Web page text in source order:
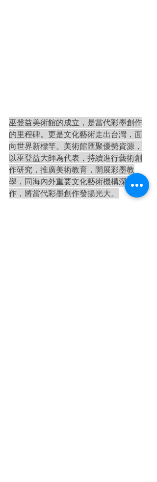
巫登益美術館的成立，是當代彩墨創作
的里程碑。更是文化藝術走出台灣，面
向世界新標竿。美術館匯聚優勢資源，
以巫登益大師為代表，持續進行藝術創
作研究，推廣美術教育，開展彩墨教
學，同海內外重要文化藝術機構深度合
作，將當代彩墨創作發揚光大。